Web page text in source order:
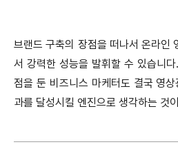
브랜드 구축의 장점을 떠나서 온라인
서 강력한 성능을 발휘할 수 있습니
점을 둔 비즈니스 마케터도 결국 영
과를 달성시킬 엔진으로 생각하는 것